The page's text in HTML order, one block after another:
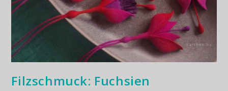
Filzschmuck: Fuchsien